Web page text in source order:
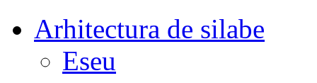
Arhitectura de silabe
Eseu